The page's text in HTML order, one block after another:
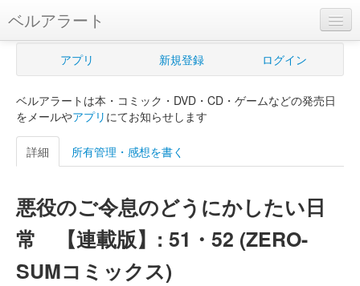
ベルアラート
ベルアラートとは
新規登録
ログイン
購入管理
Myシェルフ
プレミアム
アプリ 新規登録 ログイン
ベルアラートは本・コミック・DVD・CD・ゲームなどの発売日
をメールやアプリ にてお知らせします
詳細 所有管理・感想を書く
悪役のご令息のどうにかしたい日
常 【連載版】: 51・52 (ZERO-
SUMコミックス)